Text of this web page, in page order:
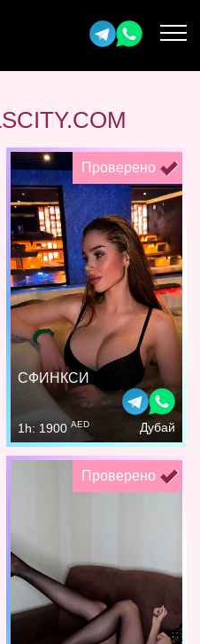
Проверено
СФИНКСИ
1h: 1900 AED Дубай
Проверено